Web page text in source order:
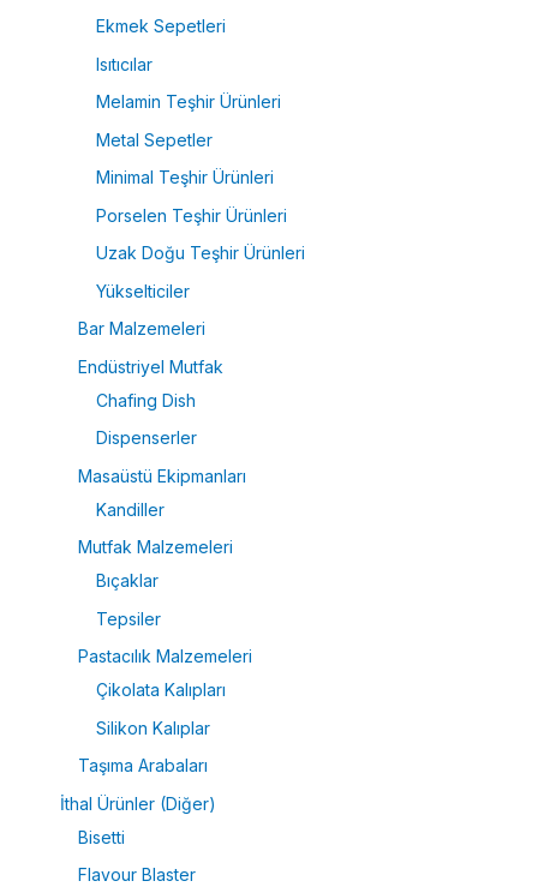
Ekmek Sepetleri
Isıtıcılar
Melamin Teşhir Ürünleri
Metal Sepetler
Minimal Teşhir Ürünleri
Porselen Teşhir Ürünleri
Uzak Doğu Teşhir Ürünleri
Yükselticiler
Bar Malzemeleri
Endüstriyel Mutfak
Chafing Dish
Dispenserler
Masaüstü Ekipmanları
Kandiller
Mutfak Malzemeleri
Bıçaklar
Tepsiler
Pastacılık Malzemeleri
Çikolata Kalıpları
Silikon Kalıplar
Taşıma Arabaları
İthal Ürünler (Diğer)
Bisetti
Flavour Blaster